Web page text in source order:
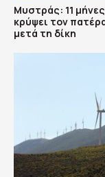
Μυστράς: 11
κρύψει τον
μετά τη δίκη